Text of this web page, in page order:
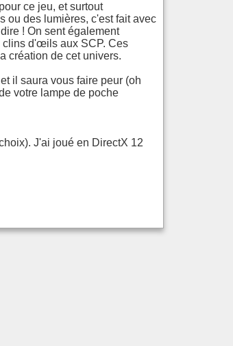
ce jeu, et surtout
ou des lumières, c'est fait avec
! On sent également
clins d'œils aux SCP. Ces
création de cet univers.
il saura vous faire peur (oh
votre lampe de poche
J'ai joué en DirectX 12